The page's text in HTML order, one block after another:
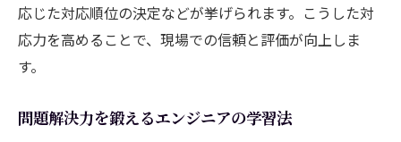
応じた対応順位の決定などが挙げられます。こうした対
応力を高めることで、現場での信頼と評価が向上しま
す。
問題解決力を鍛えるエンジニアの学習法